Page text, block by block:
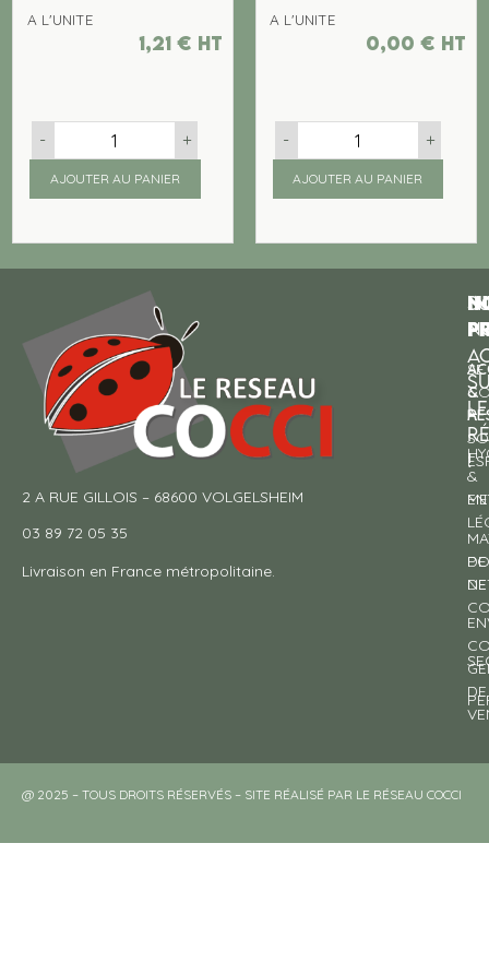
A L'UNITE
1,21 € ht
- +
AJOUTER AU PANIER
A L'UNITE
0,00 € ht
- +
AJOUTER AU PANIER
2 A RUE GILLOIS – 68600 VOLGELSHEIM
03 89 72 05 35
Livraison en France métropolitaine.
&
&
DE
SE
À
DE
DE
!
@ 2025 – TOUS DROITS RÉSERVÉS – SITE RÉALISÉ PAR LE RÉSEAU COCCI